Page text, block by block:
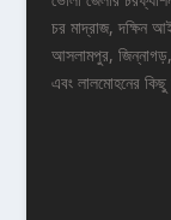
চর মাদ্রাজ, দক্ষিন
আসলামপুর, জিন্নাগড়,
এবং লালমোহনের